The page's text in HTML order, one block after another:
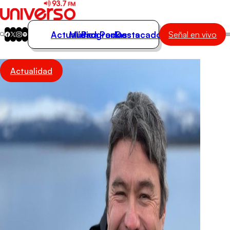
Actualidad
Música
Podcasts
Destacados
Actualidad
Música
Programas
Podcasts
Destacados Señal en vivo
Actualidad